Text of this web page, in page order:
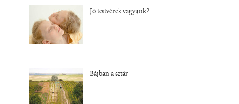
Jó testvérek vagyunk?
Bájban a sztár